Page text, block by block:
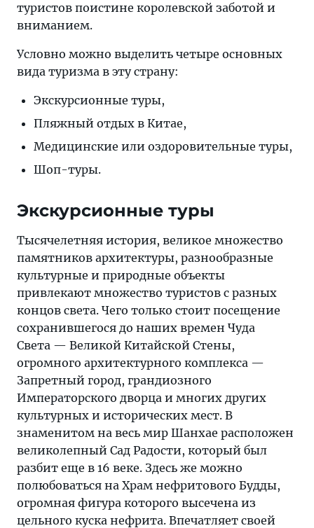
туристов поистине королевской заботой и
вниманием.
Условно можно выделить четыре основных
вида туризма в эту страну:
Экскурсионные туры,
Пляжный отдых в Китае,
Медицинские или оздоровительные туры,
Шоп-туры.
Экскурсионные туры
Тысячелетняя история, великое множество
памятников архитектуры, разнообразные
культурные и природные объекты
привлекают множество туристов с разных
концов света. Чего только стоит посещение
сохранившегося до наших времен Чуда
Света — Великой Китайской Стены,
огромного архитектурного комплекса —
Запретный город, грандиозного
Императорского дворца и многих других
культурных и исторических мест. В
знаменитом на весь мир Шанхае расположен
великолепный Сад Радости, который был
разбит еще в 16 веке. Здесь же можно
полюбоваться на Храм нефритового Будды,
огромная фигура которого высечена из
цельного куска нефрита. Впечатляет своей